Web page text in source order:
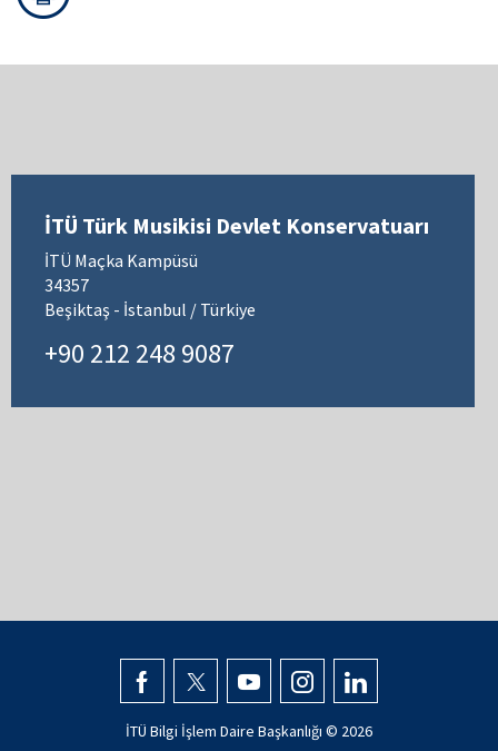
İTÜ Türk Musikisi Devlet Konservatuarı
İTÜ Maçka Kampüsü
34357
Beşiktaş - İstanbul / Türkiye
+90 212 248 9087
İTÜ Bilgi İşlem Daire Başkanlığı © 2026